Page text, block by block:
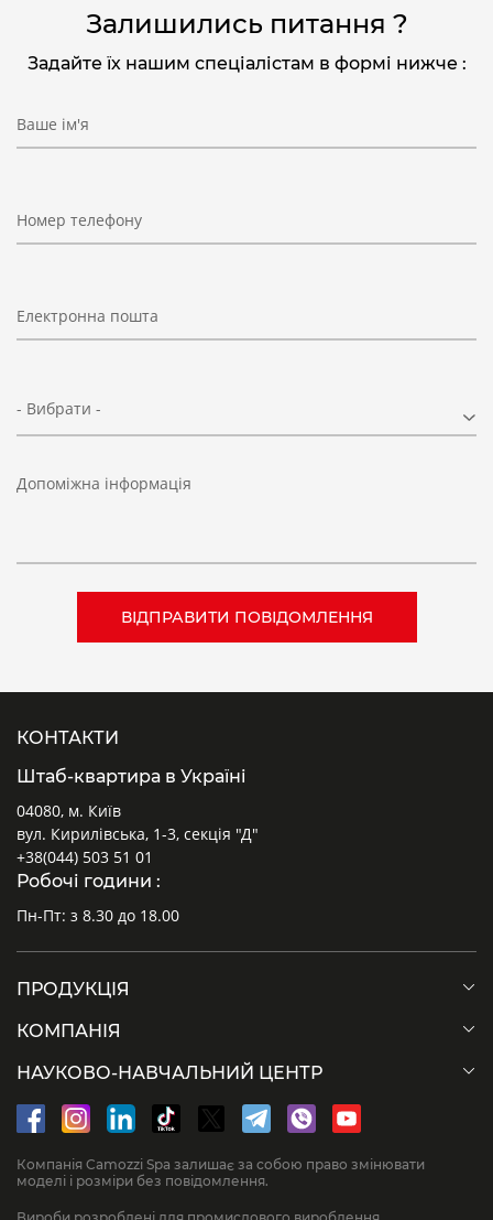
Залишились питання ?
Задайте їх нашим спеціалістам в формі нижче :
Ваше ім'я
Номер телефону
Електронна пошта
- Вибрати -
Допоміжна інформація
КОНТАКТИ
Штаб-квартира в Україні
04080, м. Київ
вул. Кирилівська, 1-3, секція "Д"
+38(044) 503 51 01
Робочі години :
Пн-Пт: з 8.30 до 18.00
ПРОДУКЦІЯ
КОМПАНІЯ
НАУКОВО-НАВЧАЛЬНИЙ ЦЕНТР
Компанія Camozzi Spa залишає за собою право змінювати
моделі і розміри без повідомлення.